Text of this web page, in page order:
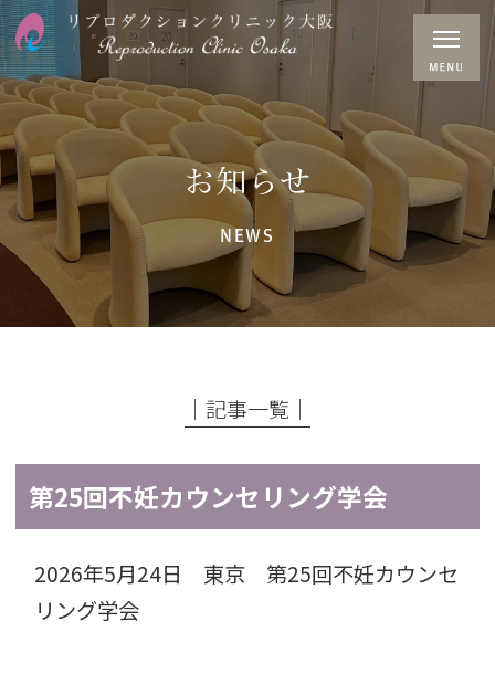
お知らせ
NEWS
│記事一覧│
第25回不妊カウンセリング学会
2026年5月24日 東京 第25回不妊カウンセ
リング学会